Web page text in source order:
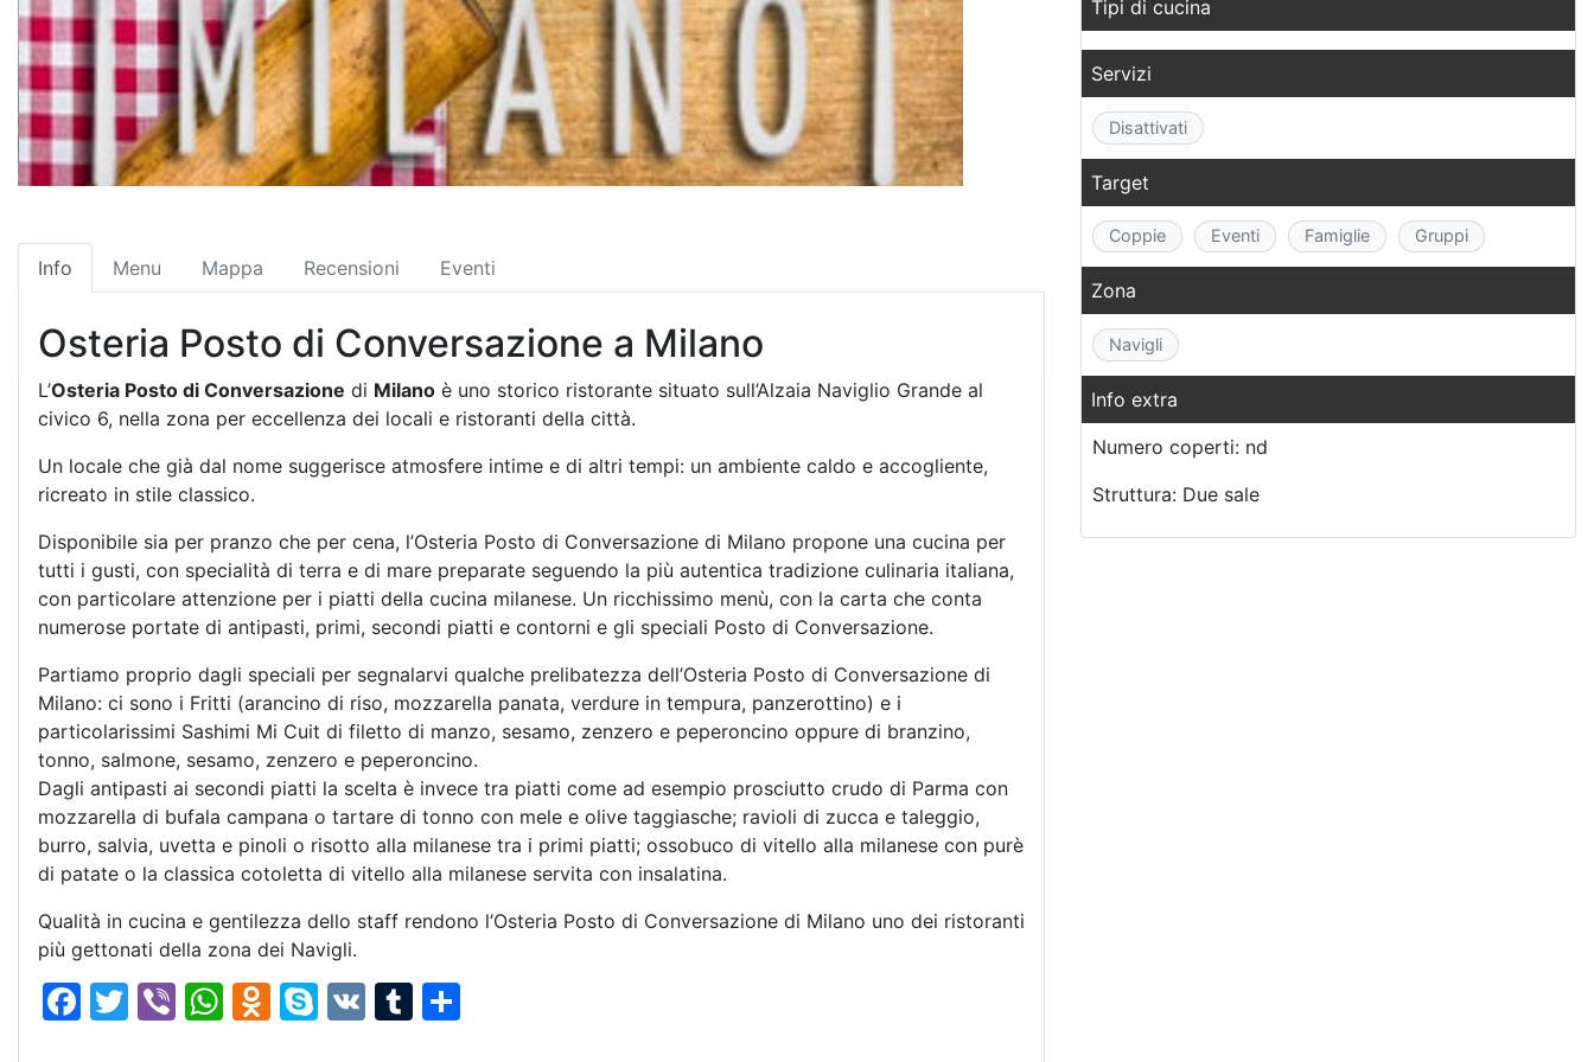
Info Menu Mappa Recensioni Eventi
Osteria Posto di Conversazione a Milano
L’Osteria Posto di Conversazione di Milano è uno storico ristorante situato sull’Alzaia Naviglio Grande al
civico 6, nella zona per eccellenza dei locali e ristoranti della città.
Un locale che già dal nome suggerisce atmosfere intime e di altri tempi: un ambiente caldo e accogliente,
ricreato in stile classico.
Disponibile sia per pranzo che per cena, l’Osteria Posto di Conversazione di Milano propone una cucina per
tutti i gusti, con specialità di terra e di mare preparate seguendo la più autentica tradizione culinaria italiana,
con particolare attenzione per i piatti della cucina milanese. Un ricchissimo menù, con la carta che conta
numerose portate di antipasti, primi, secondi piatti e contorni e gli speciali Posto di Conversazione.
Partiamo proprio dagli speciali per segnalarvi qualche prelibatezza dell’Osteria Posto di Conversazione di
Milano: ci sono i Fritti (arancino di riso, mozzarella panata, verdure in tempura, panzerottino) e i
particolarissimi Sashimi Mi Cuit di filetto di manzo, sesamo, zenzero e peperoncino oppure di branzino,
tonno, salmone, sesamo, zenzero e peperoncino.
Dagli antipasti ai secondi piatti la scelta è invece tra piatti come ad esempio prosciutto crudo di Parma con
mozzarella di bufala campana o tartare di tonno con mele e olive taggiasche; ravioli di zucca e taleggio,
burro, salvia, uvetta e pinoli o risotto alla milanese tra i primi piatti; ossobuco di vitello alla milanese con purè
di patate o la classica cotoletta di vitello alla milanese servita con insalatina.
Qualità in cucina e gentilezza dello staff rendono l’Osteria Posto di Conversazione di Milano uno dei ristoranti
più gettonati della zona dei Navigli.
F
T
Vi W O
S
V
T
Tipi di cucina
Servizi
Disattivati
Target
Coppie Eventi Famiglie Gruppi
Zona
Navigli
Info extra
Numero coperti: nd
Struttura: Due sale